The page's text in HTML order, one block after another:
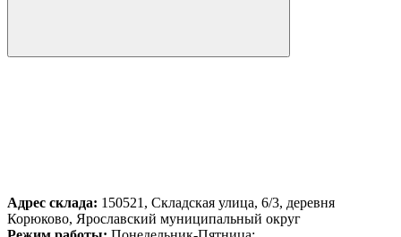
Адрес склада: 150521, Складская улица, 6/3, деревня
Корюково, Ярославский муниципальный округ